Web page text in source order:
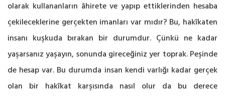
olarak kullananların âhirete ve yapıp ettiklerinden hesaba
çekileceklerine gerçekten imanları var mıdır? Bu, hakîkaten
insanı kuşkuda bırakan bir durumdur. Çünkü ne kadar
yaşarsanız yaşayın, sonunda gireceğiniz yer toprak. Peşinde
de hesap var. Bu durumda insan kendi varlığı kadar gerçek
olan bir hakîkat karşısında nasıl olur da bu derece